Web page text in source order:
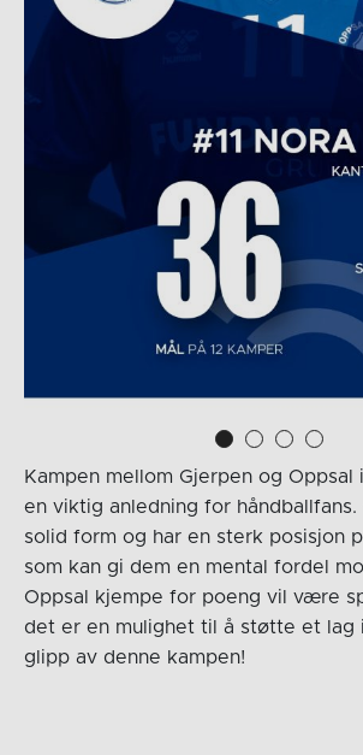
Kampen mellom Gjerpen og Oppsal
en viktig anledning for håndballfans.
solid form og har en sterk posisjon
som kan gi dem en mental fordel
Oppsal kjempe for poeng vil være
det er en mulighet til å støtte et lag
glipp av denne kampen!